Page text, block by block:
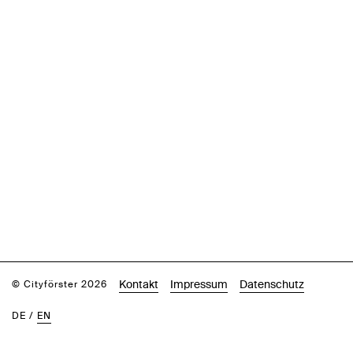
© Cityförster 2026 Kontakt Impressum Datenschutz
DE / EN